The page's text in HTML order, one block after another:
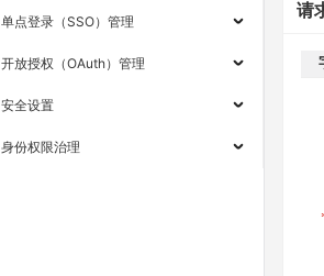
单点登录（SSO）管理
开放授权（OAuth）管理
安全设置
身份权限治理
请